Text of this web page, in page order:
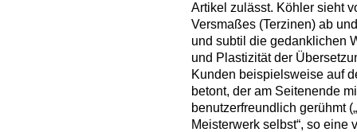
Artikel zulässt. Köhler sieht
Versmaßes (Terzinen) ab
und subtil die gedanklichen
und Plastizität der
Kunden beispielsweise auf
betont, der am Seitenende
benutzerfreundlich gerühmt
Meisterwerk selbst“, so eine